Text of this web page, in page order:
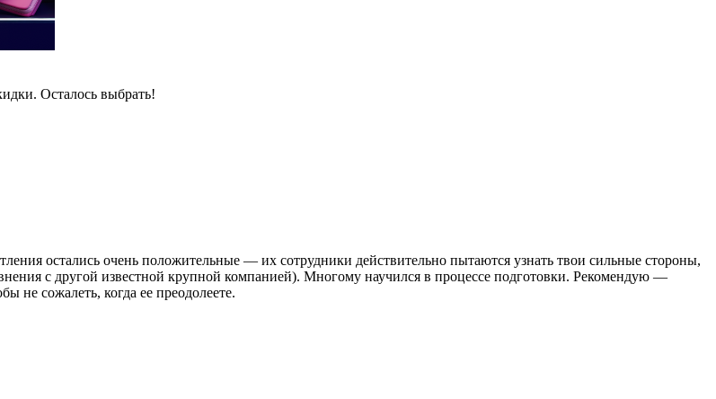
Осталось выбрать!
остались очень положительные — их сотрудники действительно пытаются узнать твои сильные стороны,
с другой известной крупной компанией). Многому научился в процессе подготовки. Рекомендую —
не сожалеть, когда ее преодолеете.